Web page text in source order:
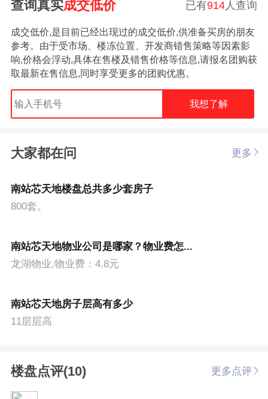
查询真实成交低价 已有914人查询
成交低价,是目前已经出现过的成交低价,供准备买房的朋友
参考。由于受市场、楼冻位置、开发商错售策略等因素影
响,价格会浮动,具体在售楼及错售价格等信息,请报名团购获
取最新在售信息,同时享受更多的团购优惠。
我想了解
大家都在问 更多
南站芯天地楼盘总共多少套房子
800套。
南站芯天地物业公司是哪家？物业费怎...
龙湖物业,物业费：4.8元
南站芯天地房子层高有多少
11层层高
楼盘点评(10) 更多点评